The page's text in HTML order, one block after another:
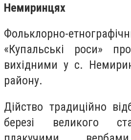
Немиринцях
Фольклорно-
«Купальські роси»
вихідними у с.
району.
Дійство традиційно
березі великого